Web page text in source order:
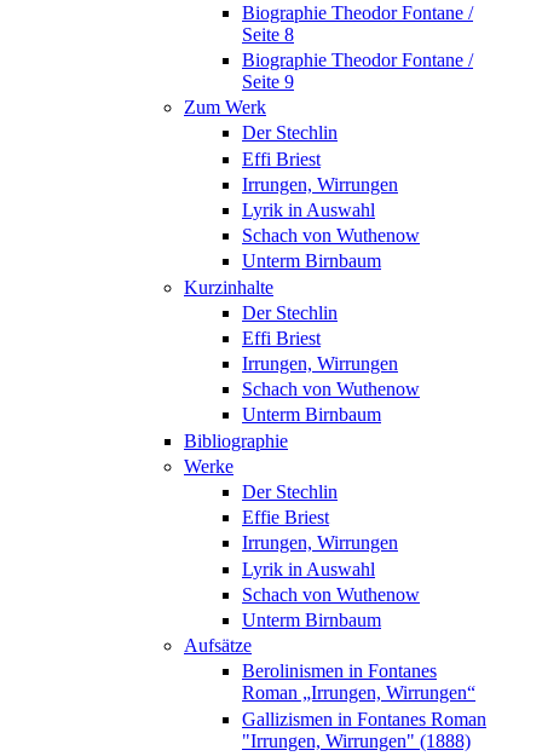
Biographie Theodor Fontane /
Seite 8
Biographie Theodor Fontane /
Seite 9
Zum Werk
Der Stechlin
Effi Briest
Irrungen, Wirrungen
Lyrik in Auswahl
Schach von Wuthenow
Unterm Birnbaum
Kurzinhalte
Der Stechlin
Effi Briest
Irrungen, Wirrungen
Schach von Wuthenow
Unterm Birnbaum
Bibliographie
Werke
Der Stechlin
Effie Briest
Irrungen, Wirrungen
Lyrik in Auswahl
Schach von Wuthenow
Unterm Birnbaum
Aufsätze
Berolinismen in Fontanes
Roman „Irrungen, Wirrungen“
Gallizismen in Fontanes Roman
"Irrungen, Wirrungen" (1888)